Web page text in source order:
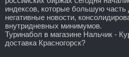
индексов, которые большую часть
негативные новости,
внутридневных минимумов.
Туринабол в магазине Нальчик -
доставка Красногорск?